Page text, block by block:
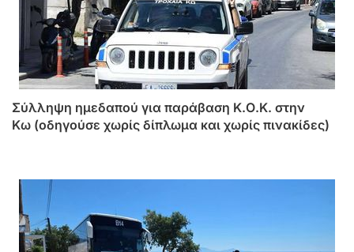
Σύλληψη ημεδαπού για παράβαση Κ.Ο.Κ. στην
Κω (οδηγούσε χωρίς δίπλωμα και χωρίς πινακίδες)